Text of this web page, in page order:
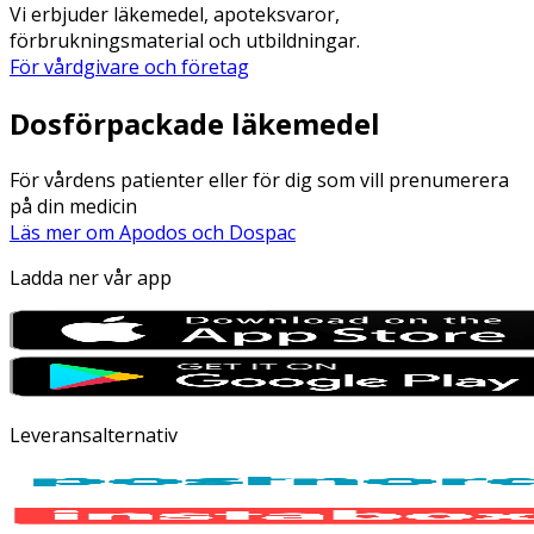
Vi erbjuder läkemedel, apoteksvaror,
förbrukningsmaterial och utbildningar.
För vårdgivare och företag
Dosförpackade läkemedel
För vårdens patienter eller för dig som vill prenumerera
på din medicin
Läs mer om Apodos och Dospac
Ladda ner vår app
Leveransalternativ